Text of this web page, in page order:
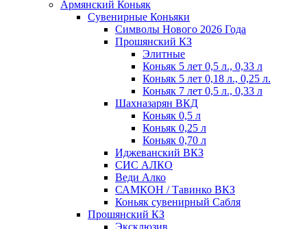
Армянский Коньяк
Сувенирные Коньяки
Символы Нового 2026 Года
Прошянский КЗ
Элитные
Коньяк 5 лет 0,5 л., 0,33 л
Коньяк 5 лет 0,18 л., 0,25 л.
Коньяк 7 лет 0,5 л., 0,33 л
Шахназарян ВКД
Коньяк 0,5 л
Коньяк 0,25 л
Коньяк 0,70 л
Иджеванский ВКЗ
СИС АЛКО
Веди Алко
САМКОН / Тавинко ВКЗ
Коньяк сувенирный Сабля
Прошянский КЗ
Эксклюзив